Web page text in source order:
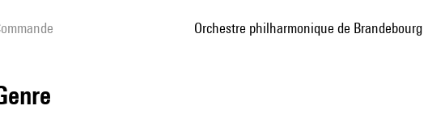
Commande Orchestre philharmonique de Brandebourg
genre